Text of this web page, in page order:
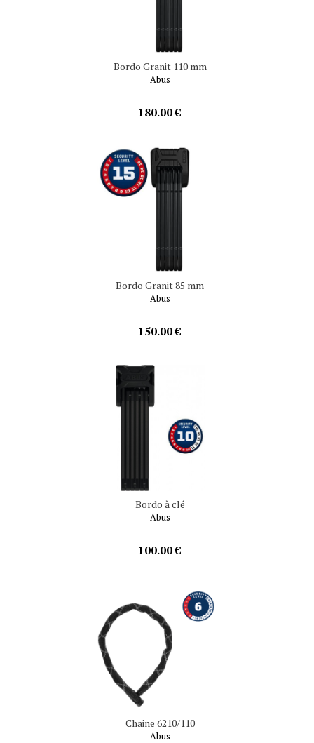
Bordo Granit 110 mm
Abus
180.00 €
Bordo Granit 85 mm
Abus
150.00 €
Bordo à clé
Abus
100.00 €
Chaine 6210/110
Abus